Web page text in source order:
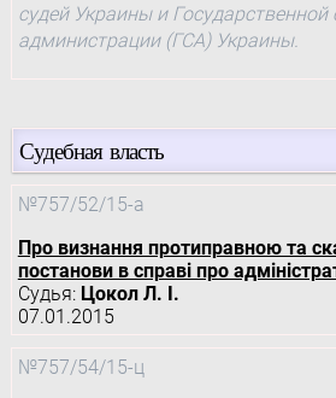
судей Украины и Государственной
администрации (ГСА) Украины.
Судебная власть
№757/52/15-а
Про визнання протиправною та
постанови в справі про
Судья: Цокол Л. І.
07.01.2015
№757/54/15-ц